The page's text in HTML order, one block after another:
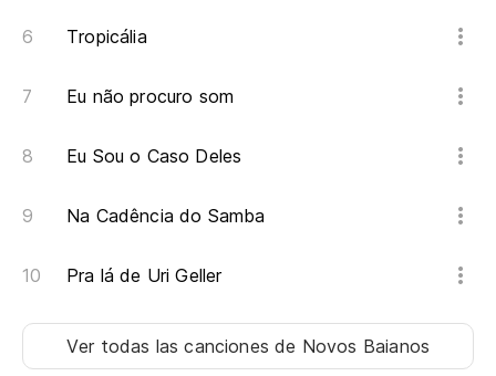
Tropicália
Eu não procuro som
Eu Sou o Caso Deles
Na Cadência do Samba
Pra lá de Uri Geller
Ver todas las cancionesde Novos Baianos